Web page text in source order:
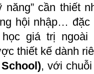
năng” cần thiết
hội nhập… đặc
giá trị ngoài
thiết kế dành
, với